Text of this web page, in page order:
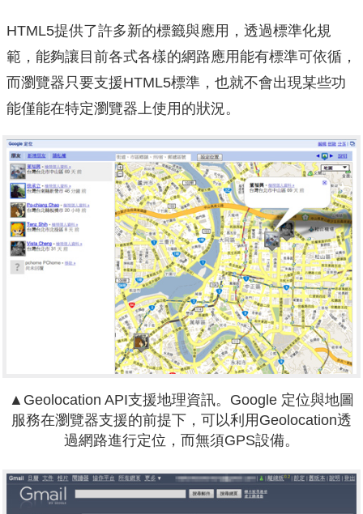
HTML5提供了許多新的標籤與應用，透過標準化規
範，能夠讓目前各式各樣的網路應用能有標準可依循，
而瀏覽器只要支援HTML5標準，也就不會出現某些功
能僅能在特定瀏覽器上使用的狀況。
▲Geolocation API支援地理資訊。Google 定位與地圖
服務在瀏覽器支援的前提下，可以利用Geolocation透
過網路進行定位，而無須GPS設備。